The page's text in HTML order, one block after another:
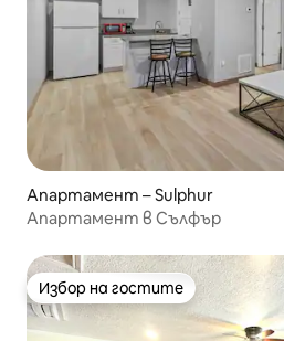
Апартамент – Sulphur
Апартамент в Сълфър
Избор на гостите
Избор на гостите